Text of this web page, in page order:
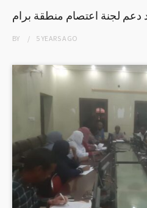
دعم لجنة اعتصام منطقة برام
BY 5 YEARSAGO